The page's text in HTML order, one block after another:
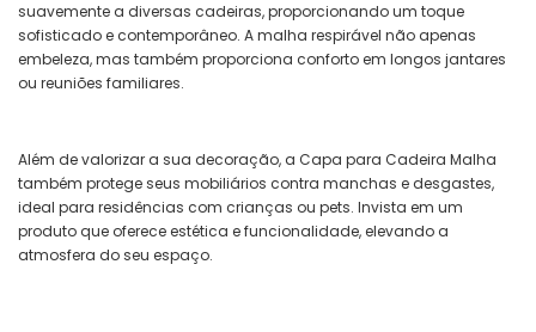
suavemente a diversas cadeiras, proporcionando um toque
sofisticado e contemporâneo. A malha respirável não apenas
embeleza, mas também proporciona conforto em longos jantares
ou reuniões familiares.
Além de valorizar a sua decoração, a Capa para Cadeira Malha
também protege seus mobiliários contra manchas e desgastes,
ideal para residências com crianças ou pets. Invista em um
produto que oferece estética e funcionalidade, elevando a
atmosfera do seu espaço.